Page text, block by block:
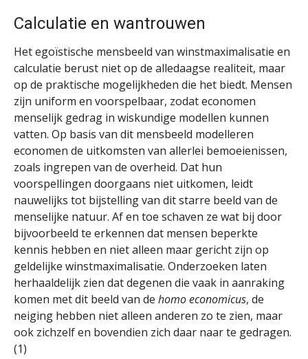
Calculatie en wantrouwen
Het egoïstische mensbeeld van winstmaximalisatie en
calculatie berust niet op de alledaagse realiteit, maar
op de praktische mogelijkheden die het biedt. Mensen
zijn uniform en voorspelbaar, zodat economen
menselijk gedrag in wiskundige modellen kunnen
vatten. Op basis van dit mensbeeld modelleren
economen de uitkomsten van allerlei bemoeienissen,
zoals ingrepen van de overheid. Dat hun
voorspellingen doorgaans niet uitkomen, leidt
nauwelijks tot bijstelling van dit starre beeld van de
menselijke natuur. Af en toe schaven ze wat bij door
bijvoorbeeld te erkennen dat mensen beperkte
kennis hebben en niet alleen maar gericht zijn op
geldelijke winstmaximalisatie. Onderzoeken laten
herhaaldelijk zien dat degenen die vaak in aanraking
komen met dit beeld van de homo economicus, de
neiging hebben niet alleen anderen zo te zien, maar
ook zichzelf en bovendien zich daar naar te gedragen.
(1)